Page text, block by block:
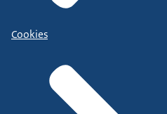
Cookies